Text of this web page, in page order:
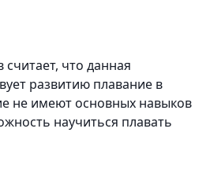
что данная
развитию плавание в
не имеют основных навыков
научиться плавать